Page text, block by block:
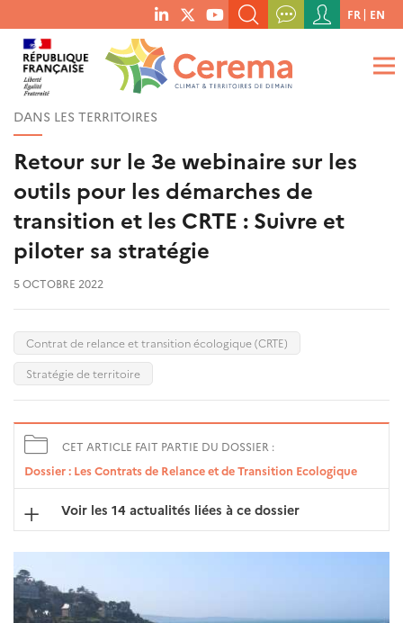
menu
social
links
RECHERCHER UN MOT-CLÉ, UNE PUBLICATION, ETC.
QUE RECHERCHEZ-VOUS ?
Menu
du
compte
de
FR EN
DANS LES TERRITOIRES
Retour sur le 3e webinaire sur les
outils pour les démarches de
transition et les CRTE : Suivre et
piloter sa stratégie
5 OCTOBRE 2022
Contrat de relance et transition écologique (CRTE)
Stratégie de territoire
CET ARTICLE FAIT PARTIE DU DOSSIER :
Dossier : Les Contrats de Relance et de Transition Ecologique
Voir les 14 actualités liées à ce dossier